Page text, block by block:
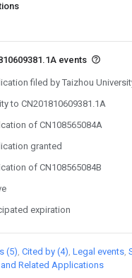
events
filed by Taizhou
to CN201810609381.1A
of CN108565084A
granted
of CN108565084B
expiration
(5) Cited by (4) Legal events
Related Applications